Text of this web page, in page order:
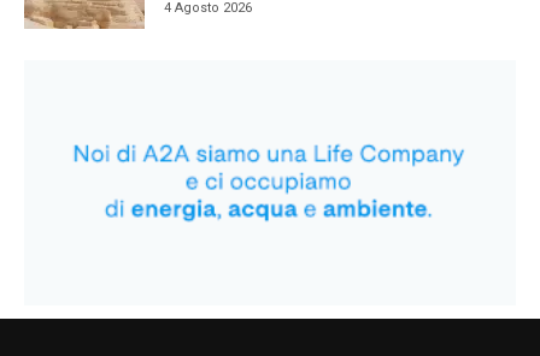
4 Agosto 2026